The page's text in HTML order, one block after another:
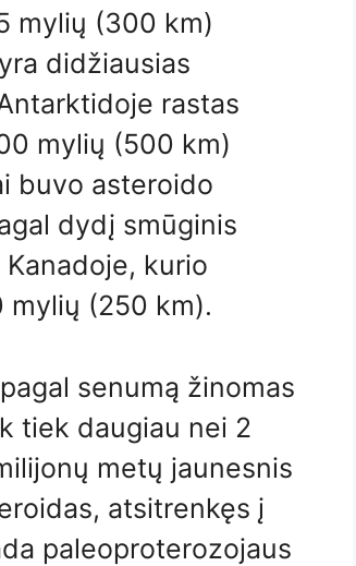
mylių (300 km)
didžiausias
rastas
mylių (500 km)
buvo asteroido
dydį smūginis
kurio
mylių (250 km).
senumą žinomas
tiek daugiau nei 2
metų jaunesnis
atsitrenkęs į
paleoproterozojaus